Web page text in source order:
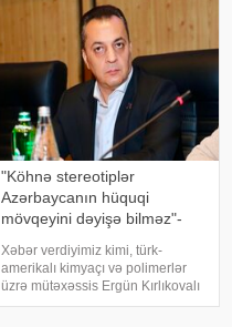
"Köhnə stereotiplər
Azərbaycanın hüquqi
mövqeyini dəyişə bilməz"-
Xəbər verdiyimiz kimi, türk-
amerikalı kimyaçı və polimerlər
üzrə mütəxəssis Ergün Kırlıkovalı
Ruben Vardanyanı dəstəkləməsi